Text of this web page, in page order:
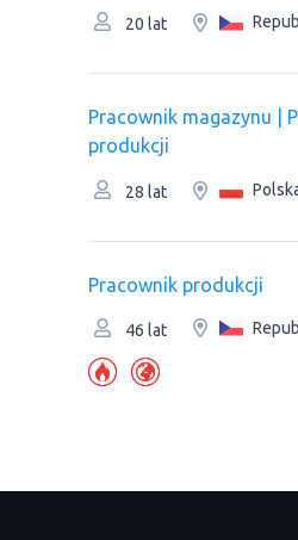
20 lat
Рracownik magazynu |
produkcji
28 lat
Pracownik produkcji
46 lat